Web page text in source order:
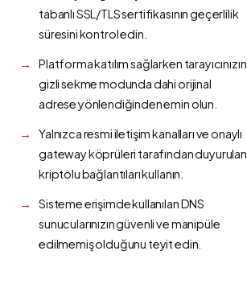
tabanlı SSL/TLS sertifikasının geçerlilik
süresini kontrol edin.
Platforma katılım sağlarken tarayıcınızın
gizli sekme modunda dahi orijinal
adrese yönlendiğinden emin olun.
Yalnızca resmi iletişim kanalları ve onaylı
gateway köprüleri tarafından duyurulan
kriptolu bağlantıları kullanın.
Sisteme erişimde kullanılan DNS
sunucularınızın güvenli ve manipüle
edilmemiş olduğunu teyit edin.